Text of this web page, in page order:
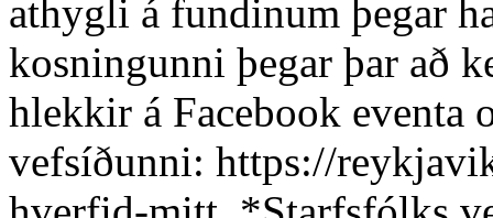
athygli á fundinum þegar
kosningunni þegar þar að
hlekkir á Facebook eventa
vefsíðunni: https://